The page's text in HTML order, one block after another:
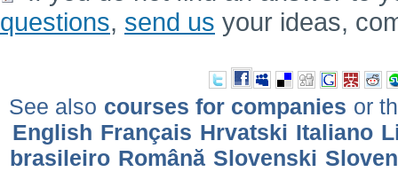
questions, send us your ideas,
See also courses for companies or
English Français Hrvatski Italiano
brasileiro Română Slovenski